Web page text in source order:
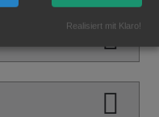
Realisiert mit Klaro!